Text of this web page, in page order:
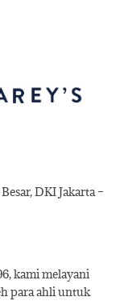
DKI Jakarta –
kami melayani
para ahli untuk